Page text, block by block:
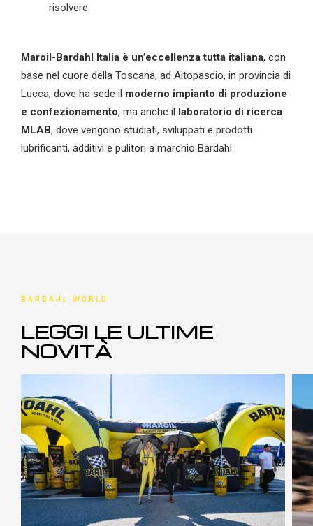
risolvere.
Maroil-Bardahl Italia è un’eccellenza tutta italiana, con
base nel cuore della Toscana, ad Altopascio, in provincia di
Lucca, dove ha sede il moderno impianto di produzione
e confezionamento, ma anche il laboratorio di ricerca
MLAB, dove vengono studiati, sviluppati e prodotti
lubrificanti, additivi e pulitori a marchio Bardahl.
BARDAHL WORLD
LEGGI LE ULTIME
NOVITÀ